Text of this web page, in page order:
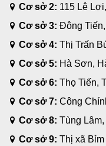
Cơ sở 2: 115 Lê
Cơ sở 3: Đông
Cơ sở 4: Thị Trấn
Cơ sở 5: Hà Sơn,
Cơ sở 6: Thọ Tiến,
Cơ sở 7: Công
Cơ sở 8: Tùng
Cơ sở 9: Thị xã